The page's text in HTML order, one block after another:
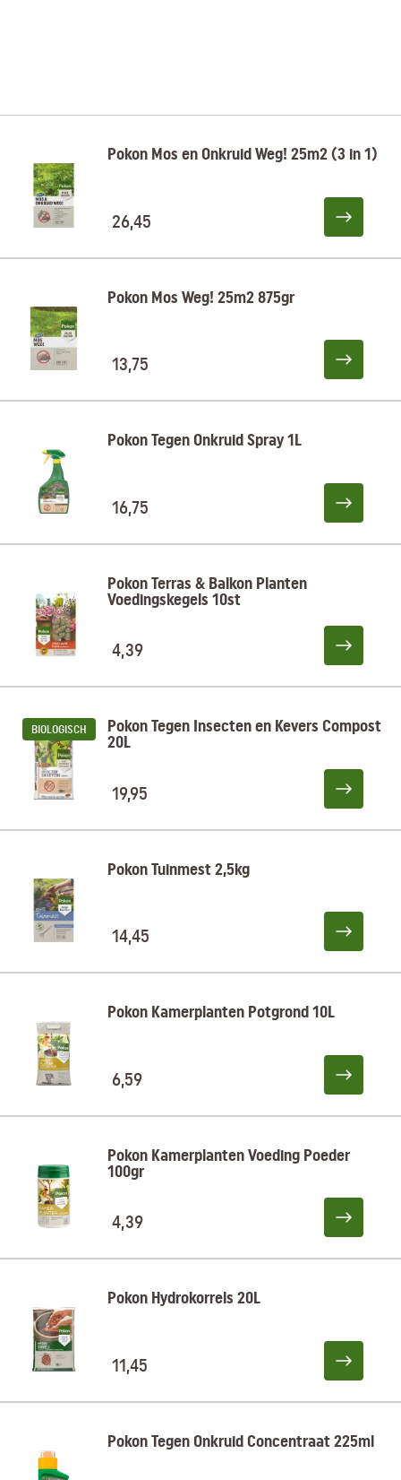
Pokon Mos en Onkruid Weg! 25m2 (3 in 1)
26,45
Pokon Mos Weg! 25m2 875gr
13,75
Pokon Tegen Onkruid Spray 1L
16,75
Pokon Terras & Balkon Planten
Voedingskegels 10st
4,39
BIOLOGISCH
Pokon Tegen Insecten en Kevers Compost
20L
19,95
Pokon Tuinmest 2,5kg
14,45
Pokon Kamerplanten Potgrond 10L
6,59
Pokon Kamerplanten Voeding Poeder
100gr
4,39
Pokon Hydrokorrels 20L
11,45
Pokon Tegen Onkruid Concentraat 225ml